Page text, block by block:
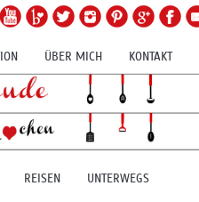
ÜBER MICH KONTAKT
REISEN UNTERWEGS